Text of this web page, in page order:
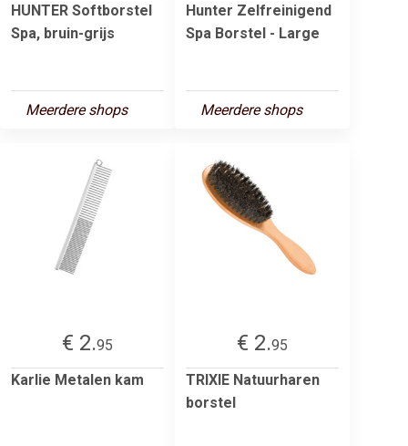
HUNTER Softborstel
Spa, bruin-grijs
Meerdere shops
Hunter Zelfreinigend
Spa Borstel - Large
Meerdere shops
€ 2.95
Karlie Metalen kam
€ 2.95
TRIXIE Natuurharen
borstel